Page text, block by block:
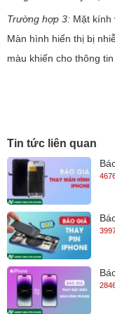
Trường hợp 3: Mặt kính
Màn hình hiển thị bị
màu khiến cho thông
đôi khi là không hiển
hành thay màn hình
thể sử dụng. Thế
hợp này bạn cần phải
Nguyên nhân dẫn
1. Bị mất màu có điểm
- Biểu hiện: Trên màn
ảnh
- Nguyên nhân: Chủ
2. Bị sai màu, sọc
- Biểu hiện: Màn hình
Tin tức liên quan